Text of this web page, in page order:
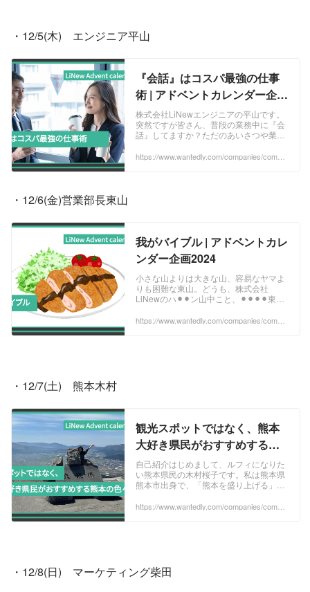
・12/5(木)　エンジニア平山
『会話』はコスパ最強の仕事
術 | アドベントカレンダー企画
2024
株式会社LiNewエンジニアの平山です。
突然ですが皆さん、普段の業務中に『会
話』してますか？ただのあいさつや業務
は、筆者の実体験をもとに、普段の何気
https://www.wantedly.com/companies/compa
・12/6(金)営業部長東山
我がバイブル | アドベントカレ
ンダー企画2024
小さな山よりは大きな山、容易なヤマよ
りも困難な東山。どうも、株式会社
LiNewのハ⚫︎⚫︎ン山中こと、⚫︎⚫︎⚫︎⚫︎東山
です。末っ子の次男です。ご存じの方
https://www.wantedly.com/companies/compa
・12/7(土)　熊本木村
観光スポットではなく、熊本
大好き県民がおすすめする熊
本の色々 | アドベントカレンダ
ー企画2024
自己紹介はじめまして、ルフィになりた
い熊本県民の木村桜子です。私は熊本県
熊本市出身で、「熊本を盛り上げる」た
上げるためには、一度外に出ること・都
https://www.wantedly.com/companies/compa
・12/8(日)　マーケティング柴田